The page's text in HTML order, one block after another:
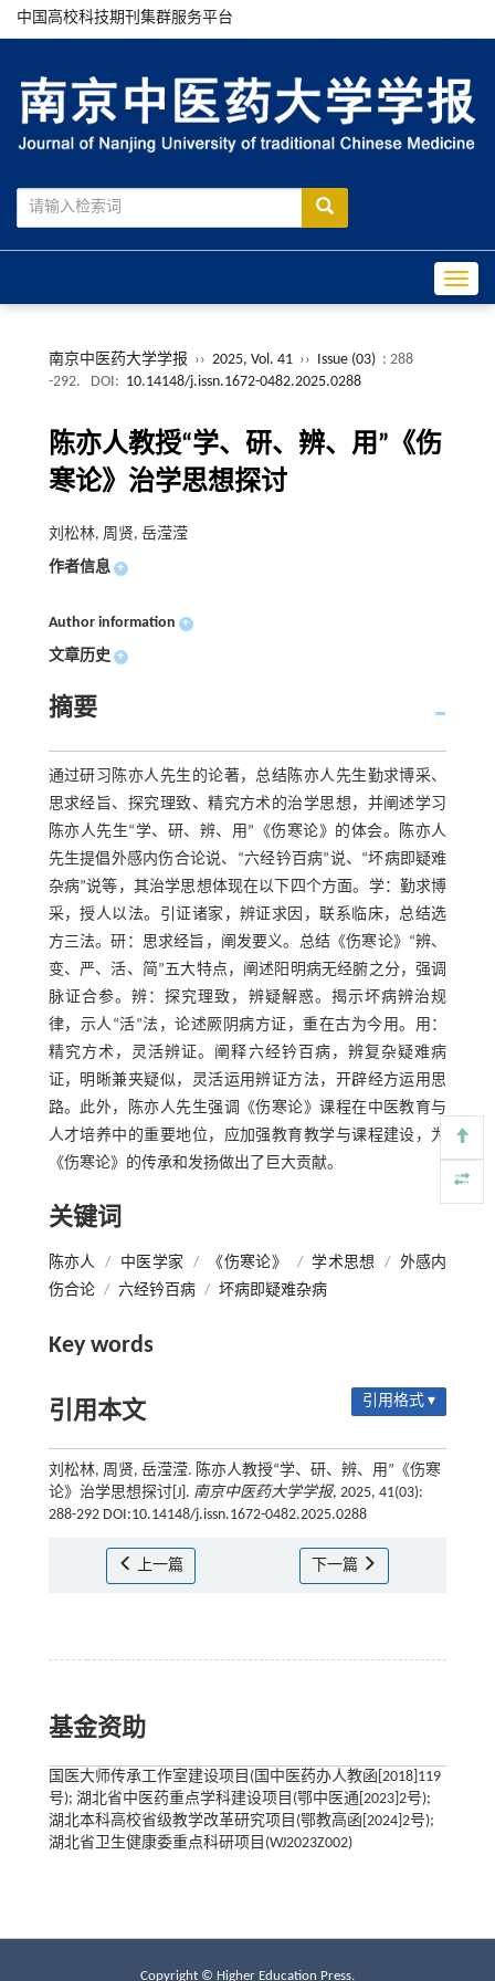
中国高校科技期刊集群服务平台
南京中医药大学学报 ›› 2025, Vol. 41 ›› Issue (03) : 288
-292.
DOI: 10.14148/j.issn.1672-0482.2025.0288
陈亦人教授“学、研、辨、用”《伤
寒论》治学思想探讨
刘松林, 周贤, 岳滢滢
作者信息 +
Author information +
文章历史 +
摘要
通过研习陈亦人先生的论著，总结陈亦人先生勤求博采、
思求经旨、探究理致、精究方术的治学思想，并阐述学习
陈亦人先生“学、研、辨、用”《伤寒论》的体会。陈亦人
先生提倡外感内伤合论说、“六经钤百病”说、“坏病即疑难
杂病”说等，其治学思想体现在以下四个方面。学：勤求博
采，授人以法。引证诸家，辨证求因，联系临床，总结选
方三法。研：思求经旨，阐发要义。总结《伤寒论》“辨、
变、严、活、简”五大特点，阐述阳明病无经腑之分，强调
脉证合参。辨：探究理致，辨疑解惑。揭示坏病辨治规
律，示人“活”法，论述厥阴病方证，重在古为今用。用：
精究方术，灵活辨证。阐释六经钤百病，辨复杂疑难病
证，明晰兼夹疑似，灵活运用辨证方法，开辟经方运用思
路。此外，陈亦人先生强调《伤寒论》课程在中医教育与
人才培养中的重要地位，应加强教育教学与课程建设，为
《伤寒论》的传承和发扬做出了巨大贡献。
关键词
陈亦人 / 中医学家 / 《伤寒论》 / 学术思想 / 外感内
伤合论 / 六经钤百病 / 坏病即疑难杂病
Key words
引用本文 引用格式 ▾
刘松林, 周贤, 岳滢滢. 陈亦人教授“学、研、辨、用”《伤寒
论》治学思想探讨[J]. 南京中医药大学学报, 2025, 41(03):
288-292 DOI:10.14148/j.issn.1672-0482.2025.0288
上一篇 下一篇
基金资助
国医大师传承工作室建设项目(国中医药办人教函[2018]119
号); 湖北省中医药重点学科建设项目(鄂中医通[2023]2号);
湖北本科高校省级教学改革研究项目(鄂教高函[2024]2号);
湖北省卫生健康委重点科研项目(WJ2023Z002)
Copyright © Higher Education Press.